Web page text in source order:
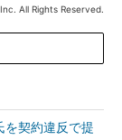
All Rights Reserved.
を契約違反で提